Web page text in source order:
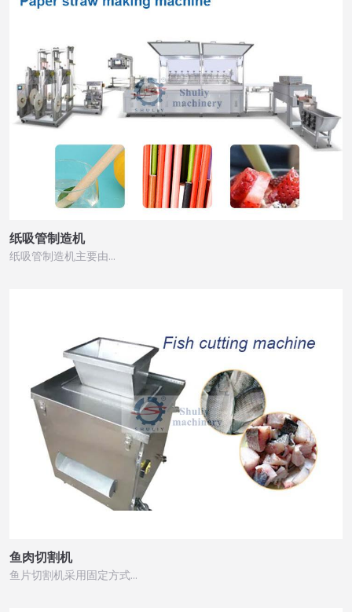
纸吸管制造机
纸吸管制造机主要由…
鱼肉切割机
鱼片切割机采用固定方式…